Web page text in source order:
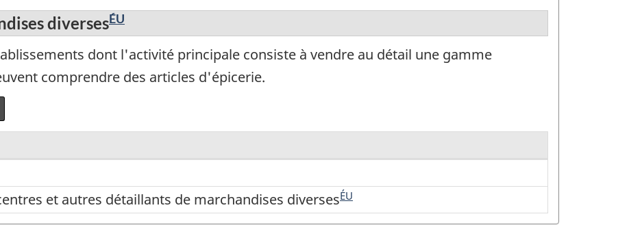
diversesÉU
dont l'activité principale consiste à vendre au détail une gamme
comprendre des articles d'épicerie.
et autres détaillants de marchandises diversesÉU